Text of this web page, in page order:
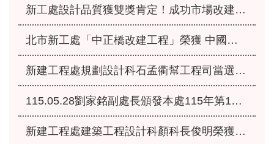
新工處設計品質獲雙獎肯定！成功市場改建、永福之家重建榮獲「2026國家卓越建設獎」
北市新工處「中正橋改建工程」榮獲 中國工程師學會115年「工程優良獎」肯定
新建工程處規劃設計科石孟衢幫工程司當選本府115年優良爸媽員工
115.05.28劉家銘副處長頒發本處115年第1季服務績優人員
新建工程處建築工程設計科顏科長俊明榮獲本府115年模範公務人員